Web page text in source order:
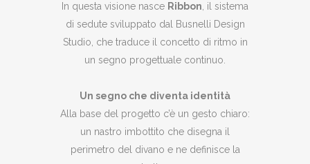
In questa visione nasce Ribbon , il sistema
di sedute sviluppato dal Busnelli Design
Studio, che traduce il concetto di ritmo in
un segno progettuale continuo.
Un segno che diventa identità
Alla base del progetto c’è un gesto chiaro:
un nastro imbottito che disegna il
perimetro del divano e ne definisce la